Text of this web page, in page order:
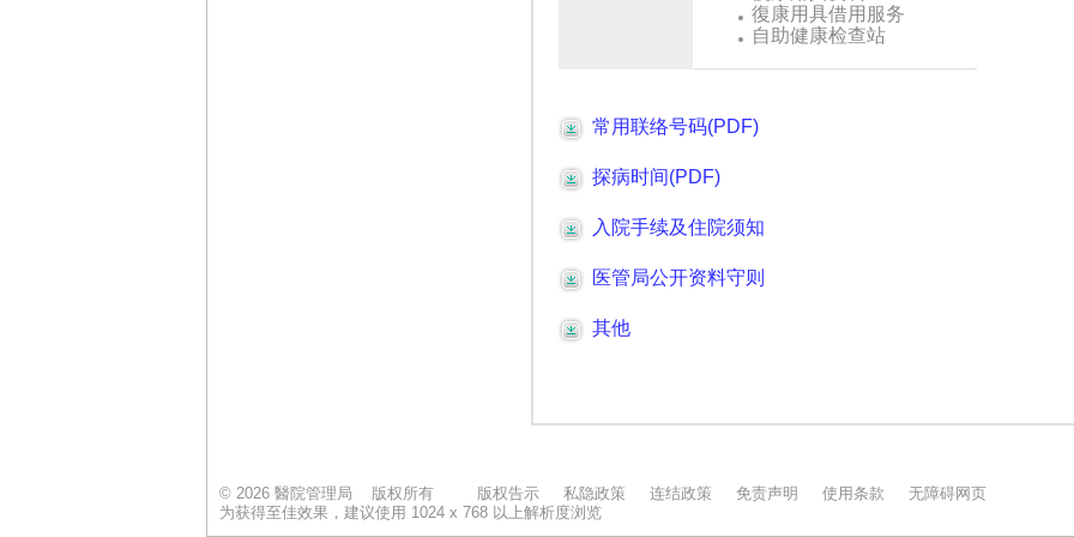
© 2026 醫院管理局 版权所有
版权告示 私隐政策 连结政策 免责声明 使用条款
无障碍网页
为获得至佳效果，建议使用 1024 x 768 以上解析度浏览